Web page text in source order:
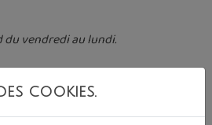
vendredi au lundi.
cookies.